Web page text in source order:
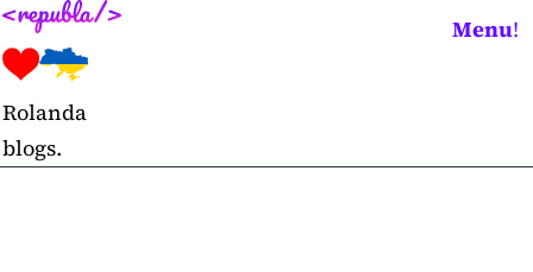
Skip
to
content
Rolanda
blogs.
Menu!